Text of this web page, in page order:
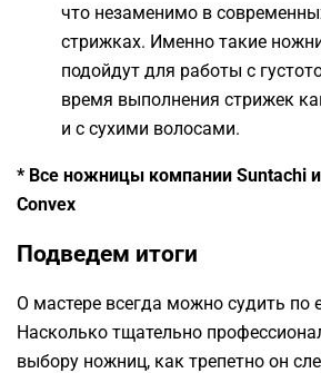
что незаменимо в
стрижках. Именно такие
подойдут для работы с
время выполнения стрижек
и с сухими волосами.
* Все ножницы компании Suntachi
Convex
Подведем итоги
О мастере всегда можно судить по
Насколько тщательно
выбору ножниц, как трепетно он